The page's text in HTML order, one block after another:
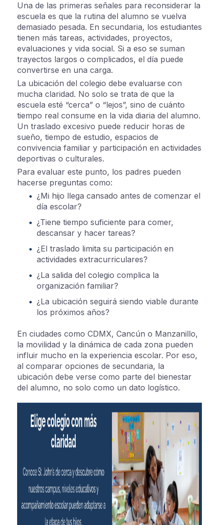
Una de las primeras señales para reconsiderar la
escuela es que la rutina del alumno se vuelva
demasiado pesada. En secundaria, los estudiantes
tienen más tareas, actividades, proyectos,
evaluaciones y vida social. Si a eso se suman
trayectos largos o complicados, el día puede
convertirse en una carga.
La ubicación del colegio debe evaluarse con
mucha claridad. No solo se trata de que la
escuela esté “cerca” o “lejos”, sino de cuánto
tiempo real consume en la vida diaria del alumno.
Un traslado excesivo puede reducir horas de
sueño, tiempo de estudio, espacios de
convivencia familiar y participación en actividades
deportivas o culturales.
Para evaluar este punto, los padres pueden
hacerse preguntas como:
¿Mi hijo llega cansado antes de comenzar el
día escolar?
¿Tiene tiempo suficiente para comer,
descansar y hacer tareas?
¿El traslado limita su participación en
actividades extracurriculares?
¿La salida del colegio complica la
organización familiar?
¿La ubicación seguirá siendo viable durante
los próximos años?
En ciudades como CDMX, Cancún o Manzanillo,
la movilidad y la dinámica de cada zona pueden
influir mucho en la experiencia escolar. Por eso,
al comparar opciones de secundaria, la
ubicación debe verse como parte del bienestar
del alumno, no solo como un dato logístico.